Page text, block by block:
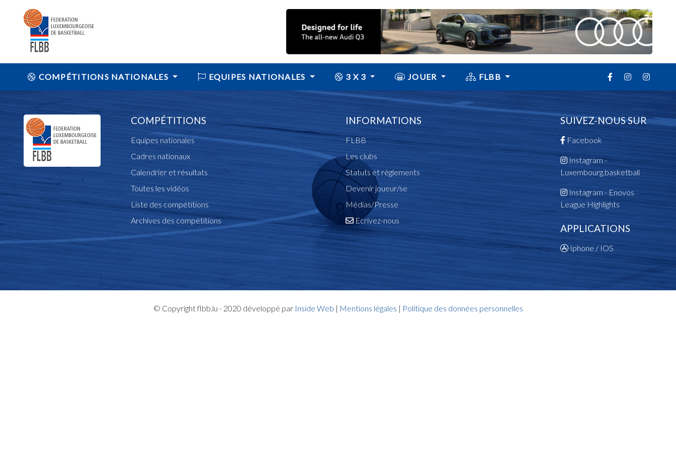
COMPÉTITIONS NATIONALES EQUIPES NATIONALES 3 X 3 JOUER FLBB
COMPÉTITIONS
Equipes nationales
Cadres nationaux
Calendrier et résultats
Toutes les vidéos
Liste des compétitions
Archives des compétitions
INFORMATIONS
FLBB
Les clubs
Statuts et réglements
Devenir joueur/se
Médias/Presse
Ecrivez-nous
SUIVEZ-NOUS SUR
Facebook
Instagram -
Luxembourg.basketball
Instagram - Enovos
League Highlights
APPLICATIONS
Iphone / IOS
© Copyright flbb.lu - 2020 développé par Inside Web | Mentions légales | Politique des données personnelles